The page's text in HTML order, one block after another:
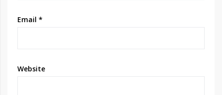
Email *
Website